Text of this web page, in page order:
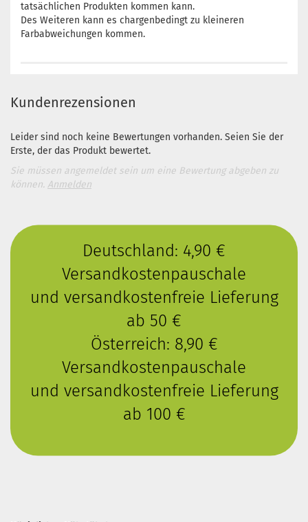
tatsächlichen Produkten kommen kann.
Des Weiteren kann es chargenbedingt zu kleineren
Farbabweichungen kommen.
Kundenrezensionen
Leider sind noch keine Bewertungen vorhanden. Seien Sie der
Erste, der das Produkt bewertet.
Sie müssen angemeldet sein um eine Bewertung abgeben zu
können. Anmelden
Deutschland: 4,90 €
Versandkostenpauschale
und versandkostenfreie Lieferung
ab 50 €
Österreich: 8,90 €
Versandkostenpauschale
und versandkostenfreie Lieferung
ab 100 €